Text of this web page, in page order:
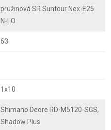
pružinová SR Suntour Nex-E25
N-LO
63
1x10
Shimano Deore RD-M5120-SGS,
Shadow Plus